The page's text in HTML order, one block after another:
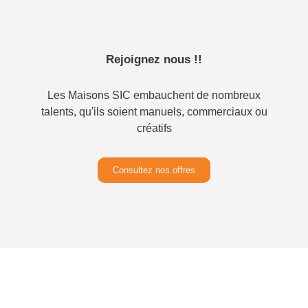
Rejoignez nous !!
Les Maisons SIC embauchent de nombreux
talents, qu'ils soient manuels, commerciaux ou
créatifs
Consultez nos offres